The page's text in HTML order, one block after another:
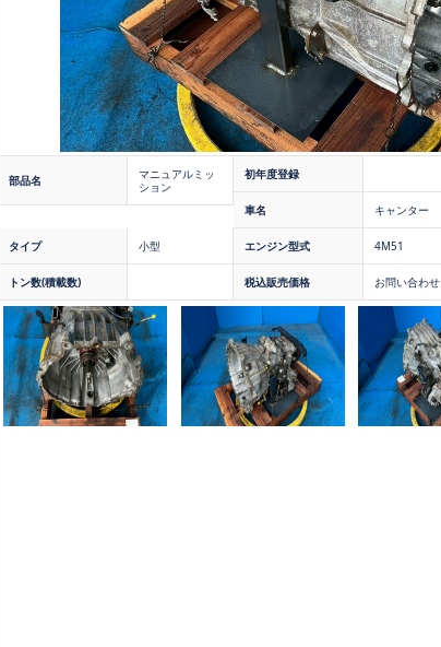
部品名
マニュアルミッ
ション
初年度登録
車名 キャンター
タイプ 小型 エンジン型式 4M51
トン数(積載数) 税込販売価格 お問い合わせ